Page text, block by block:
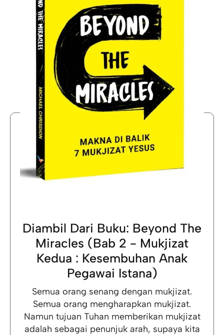
Diambil Dari Buku: Beyond The
Miracles (Bab 2 - Mukjizat
Kedua : Kesembuhan Anak
Pegawai Istana)
Semua orang senang dengan mukjizat.
Semua orang mengharapkan mukjizat.
Namun tujuan Tuhan memberikan mukjizat
adalah sebagai penunjuk arah, supaya kita